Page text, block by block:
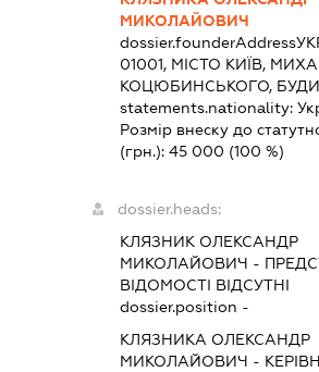
МИКОЛАЙОВИЧ
dossier.founderAddress
01001, МІСТО КИЇВ,
КОЦЮБИНСЬКОГО,
statements.nationality:
Розмір внеску до
(грн.): 45 000 (100 %)
dossier.heads:
КЛЯЗНИК ОЛЕКСАНДР
МИКОЛАЙОВИЧ -
ВІДОМОСТІ ВІДСУТНІ
dossier.position -
КЛЯЗНИКА ОЛЕКСАНДР
МИКОЛАЙОВИЧ -